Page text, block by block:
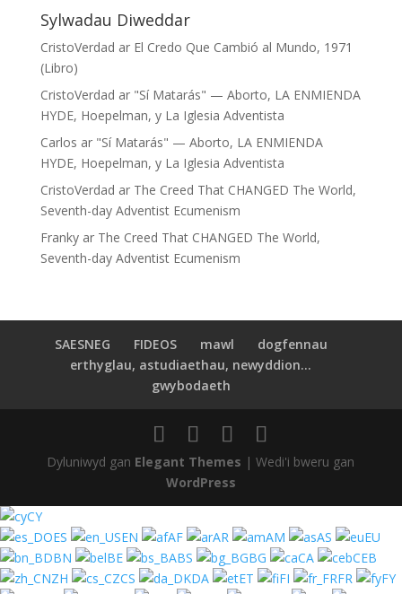
Sylwadau Diweddar
CristoVerdad ar El Credo Que Cambió al Mundo, 1971
(Libro)
CristoVerdad ar "Sí Matarás" — Aborto, LA ENMIENDA
HYDE, Hoepelman, y La Iglesia Adventista
Carlos ar "Sí Matarás" — Aborto, LA ENMIENDA
HYDE, Hoepelman, y La Iglesia Adventista
CristoVerdad ar The Creed That CHANGED The World,
Seventh-day Adventist Ecumenism
Frankyar The Creed That CHANGED The World,
Seventh-day Adventist Ecumenism
SAESNEG FIDEOS mawl
dogfennau
erthyglau, astudiaethau, newyddion...
gwybodaeth
Dyluniwyd gan Elegant Themes | Wedi'i bweru gan
WordPress
CY
ES
EN AF AR AM AS
EU
BN
BE BS BG CA
CEB
ZH
CS DA ET FI FR
FY